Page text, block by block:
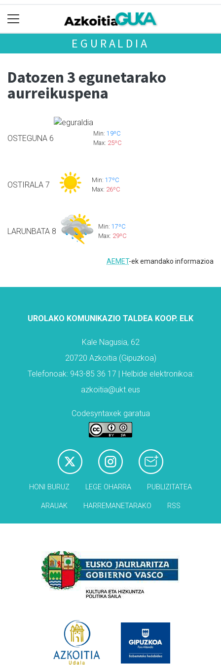
EGURALDIA
Datozen 3 egunetarako
aurreikuspena
OSTEGUNA 6
Min: 19ºC
Max: 25ºC
OSTIRALA 7
Min: 17ºC
Max: 26ºC
LARUNBATA 8
Min: 17ºC
Max: 29ºC
AEMET-ek emandako informazioa
UROLAKO KOMUNIKAZIO TALDEA KOOP. ELK
Kale Nagusia, 62
20720 Azkoitia (Gipuzkoa)
Telefonoak: 943-85 36 17 | Helbide elektronikoa:
azkoitia@ukt.eus
Codesyntaxek garatua
HONI BURUZ LEGE OHARRA PUBLIZITATEA
ARAUAK HARREMANETARAKO RSS